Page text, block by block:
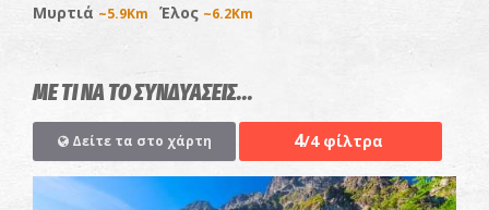
Μυρτιά ~5.9Km Έλος ~6.2Km
ΜΕ ΤΙ ΝΑ ΤΟ ΣΥΝΔΥΑΣΕΙΣ...
Δείτε τα στο χάρτη 4/4 φίλτρα